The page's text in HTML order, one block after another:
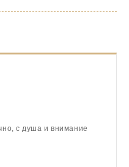
с душа и внимание